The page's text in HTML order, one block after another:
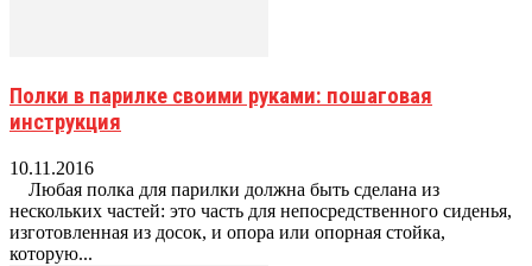
Полки в парилке своими руками: пошаговая
инструкция
10.11.2016
Любая полка для парилки должна быть сделана из
нескольких частей: это часть для непосредственного сиденья,
изготовленная из досок, и опора или опорная стойка,
которую...